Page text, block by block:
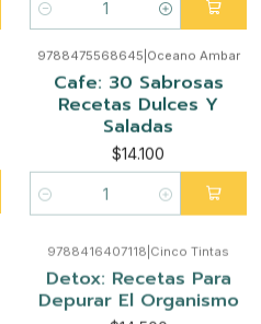
Cantidad
9788475568645|Oceano Ambar
Cafe: 30 Sabrosas
Recetas Dulces Y
Saladas
$14.100
Cantidad
Detox: Recetas Para
Depurar El Organismo
$14.500